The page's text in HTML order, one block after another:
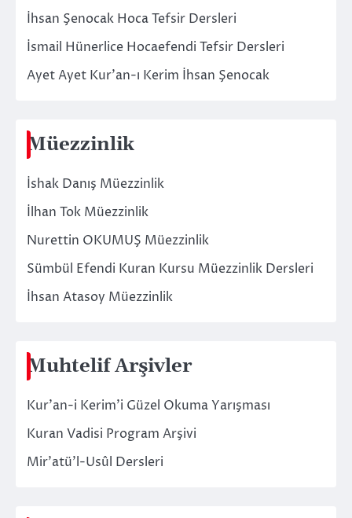
İhsan Şenocak Hoca Tefsir Dersleri
İsmail Hünerlice Hocaefendi Tefsir Dersleri
Ayet Ayet Kur’an-ı Kerim İhsan Şenocak
Müezzinlik
İshak Danış Müezzinlik
İlhan Tok Müezzinlik
Nurettin OKUMUŞ Müezzinlik
Sümbül Efendi Kuran Kursu Müezzinlik Dersleri
İhsan Atasoy Müezzinlik
Muhtelif Arşivler
Kur’an-i Kerim’i Güzel Okuma Yarışması
Kuran Vadisi Program Arşivi
Mir’atü’l-Usûl Dersleri